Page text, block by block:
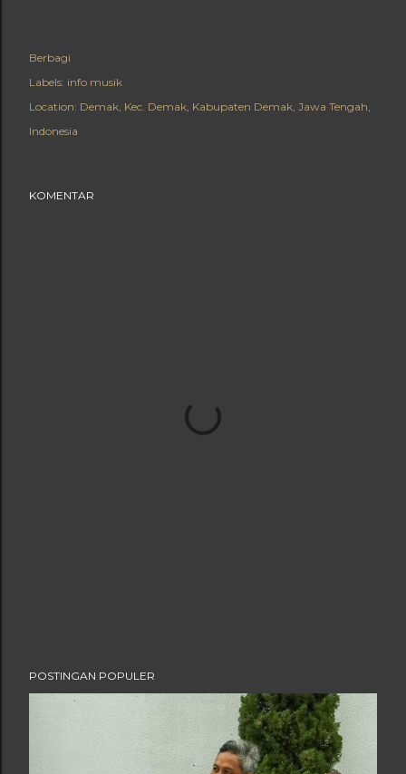
Berbagi
Labels: info musik
Location: Demak, Kec. Demak, Kabupaten Demak, Jawa Tengah,
Indonesia
KOMENTAR
POSTINGAN POPULER